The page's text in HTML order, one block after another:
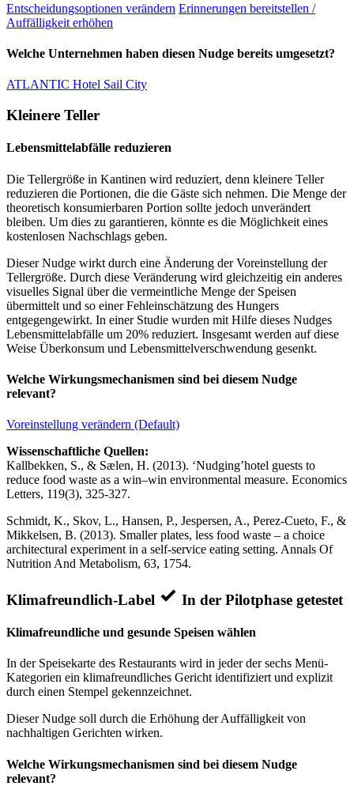
Entscheidungsoptionen verändern Erinnerungen bereitstellen /
Auffälligkeit erhöhen
Welche Unternehmen haben diesen Nudge bereits umgesetzt?
ATLANTIC Hotel Sail City
Kleinere Teller
Lebensmittelabfälle reduzieren
Die Tellergröße in Kantinen wird reduziert, denn kleinere Teller
reduzieren die Portionen, die die Gäste sich nehmen. Die Menge der
theoretisch konsumierbaren Portion sollte jedoch unverändert
bleiben. Um dies zu garantieren, könnte es die Möglichkeit eines
kostenlosen Nachschlags geben.
Dieser Nudge wirkt durch eine Änderung der Voreinstellung der
Tellergröße. Durch diese Veränderung wird gleichzeitig ein anderes
visuelles Signal über die vermeintliche Menge der Speisen
übermittelt und so einer Fehleinschätzung des Hungers
entgegengewirkt. In einer Studie wurden mit Hilfe dieses Nudges
Lebensmittelabfälle um 20% reduziert. Insgesamt werden auf diese
Weise Überkonsum und Lebensmittelverschwendung gesenkt.
Welche Wirkungsmechanismen sind bei diesem Nudge
relevant?
Voreinstellung verändern (Default)
Wissenschaftliche Quellen:
Kallbekken, S., & Sælen, H. (2013). ‘Nudging’hotel guests to
reduce food waste as a win–win environmental measure. Economics
Letters, 119(3), 325-327.
Schmidt, K., Skov, L., Hansen, P., Jespersen, A., Perez-Cueto, F., &
Mikkelsen, B. (2013). Smaller plates, less food waste – a choice
architectural experiment in a self-service eating setting. Annals Of
Nutrition And Metabolism, 63, 1754.
Klimafreundlich-Label In der Pilotphase getestet
Klimafreundliche und gesunde Speisen wählen
In der Speisekarte des Restaurants wird in jeder der sechs Menü-
Kategorien ein klimafreundliches Gericht identifiziert und explizit
durch einen Stempel gekennzeichnet.
Dieser Nudge soll durch die Erhöhung der Auffälligkeit von
nachhaltigen Gerichten wirken.
Welche Wirkungsmechanismen sind bei diesem Nudge
relevant?